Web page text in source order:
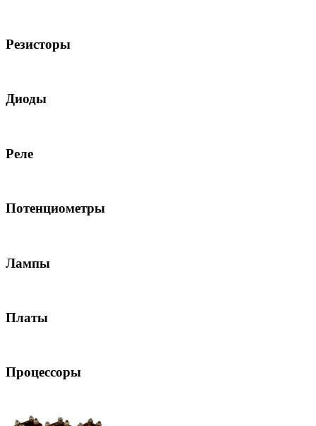
Резисторы
Диоды
Реле
Потенциометры
Лампы
Платы
Процессоры